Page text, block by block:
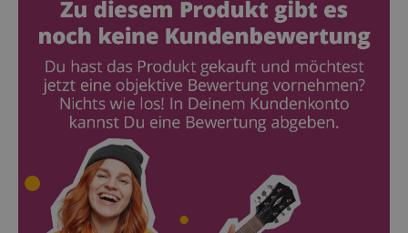
Cookies. Diese Cookies können nicht verwendet
werden, um einen bestimmten Besucher direkt zu
identifizieren.
Cookie
Anbieter /
Domain
Beschreibung
zoovu-
vid-
www.kirstein.at
Stunde
Enables
remembering